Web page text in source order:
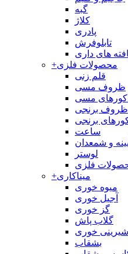
گبه
کلاژ
پادری
تابلوفرش
های داری
+محصولات فلزی
قلم زنی
ظروف مسی
مسی
ظروف برنجی
برنجی
ساعت
آیینه و شمعدان
لوستر
فلزی
+میناکاری
میوه خوری
آجیل خوری
گز خوری
گلاب پاش
شیرینی خوری
بشقاب